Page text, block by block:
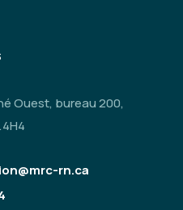
Ouest, bureau 200,
rn.ca